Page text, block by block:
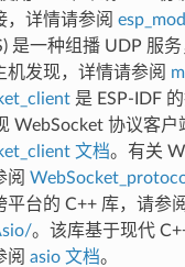
，详情请参阅
是一种组播 UDP 服
机发现，详情请参阅
是 ESP-IDF
WebSocket 协议客户
文档。有关
阅
台的 C++ 库，请参
。该库基于现代
阅 asio 文档。